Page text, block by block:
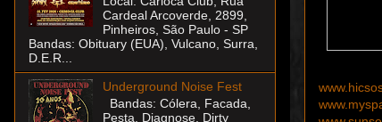
Cardeal Arcoverde, 2899,
Pinheiros, São Paulo - SP
Bandas: Obituary (EUA), Vulcano, Surra,
D.E.R...
Underground Noise Fest
Bandas: Cólera, Facada,
Pesta, Diagnose, Dirty